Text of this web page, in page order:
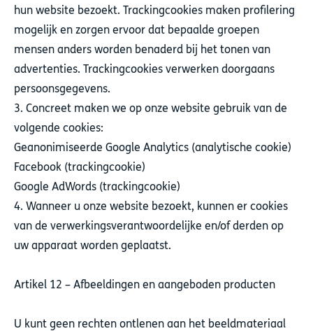
hun website bezoekt. Trackingcookies maken profilering
mogelijk en zorgen ervoor dat bepaalde groepen
mensen anders worden benaderd bij het tonen van
advertenties. Trackingcookies verwerken doorgaans
persoonsgegevens.
3. Concreet maken we op onze website gebruik van de
volgende cookies:
Geanonimiseerde Google Analytics (analytische cookie)
Facebook (trackingcookie)
Google AdWords (trackingcookie)
4. Wanneer u onze website bezoekt, kunnen er cookies
van de verwerkingsverantwoordelijke en/of derden op
uw apparaat worden geplaatst.
Artikel 12 – Afbeeldingen en aangeboden producten
U kunt geen rechten ontlenen aan het beeldmateriaal